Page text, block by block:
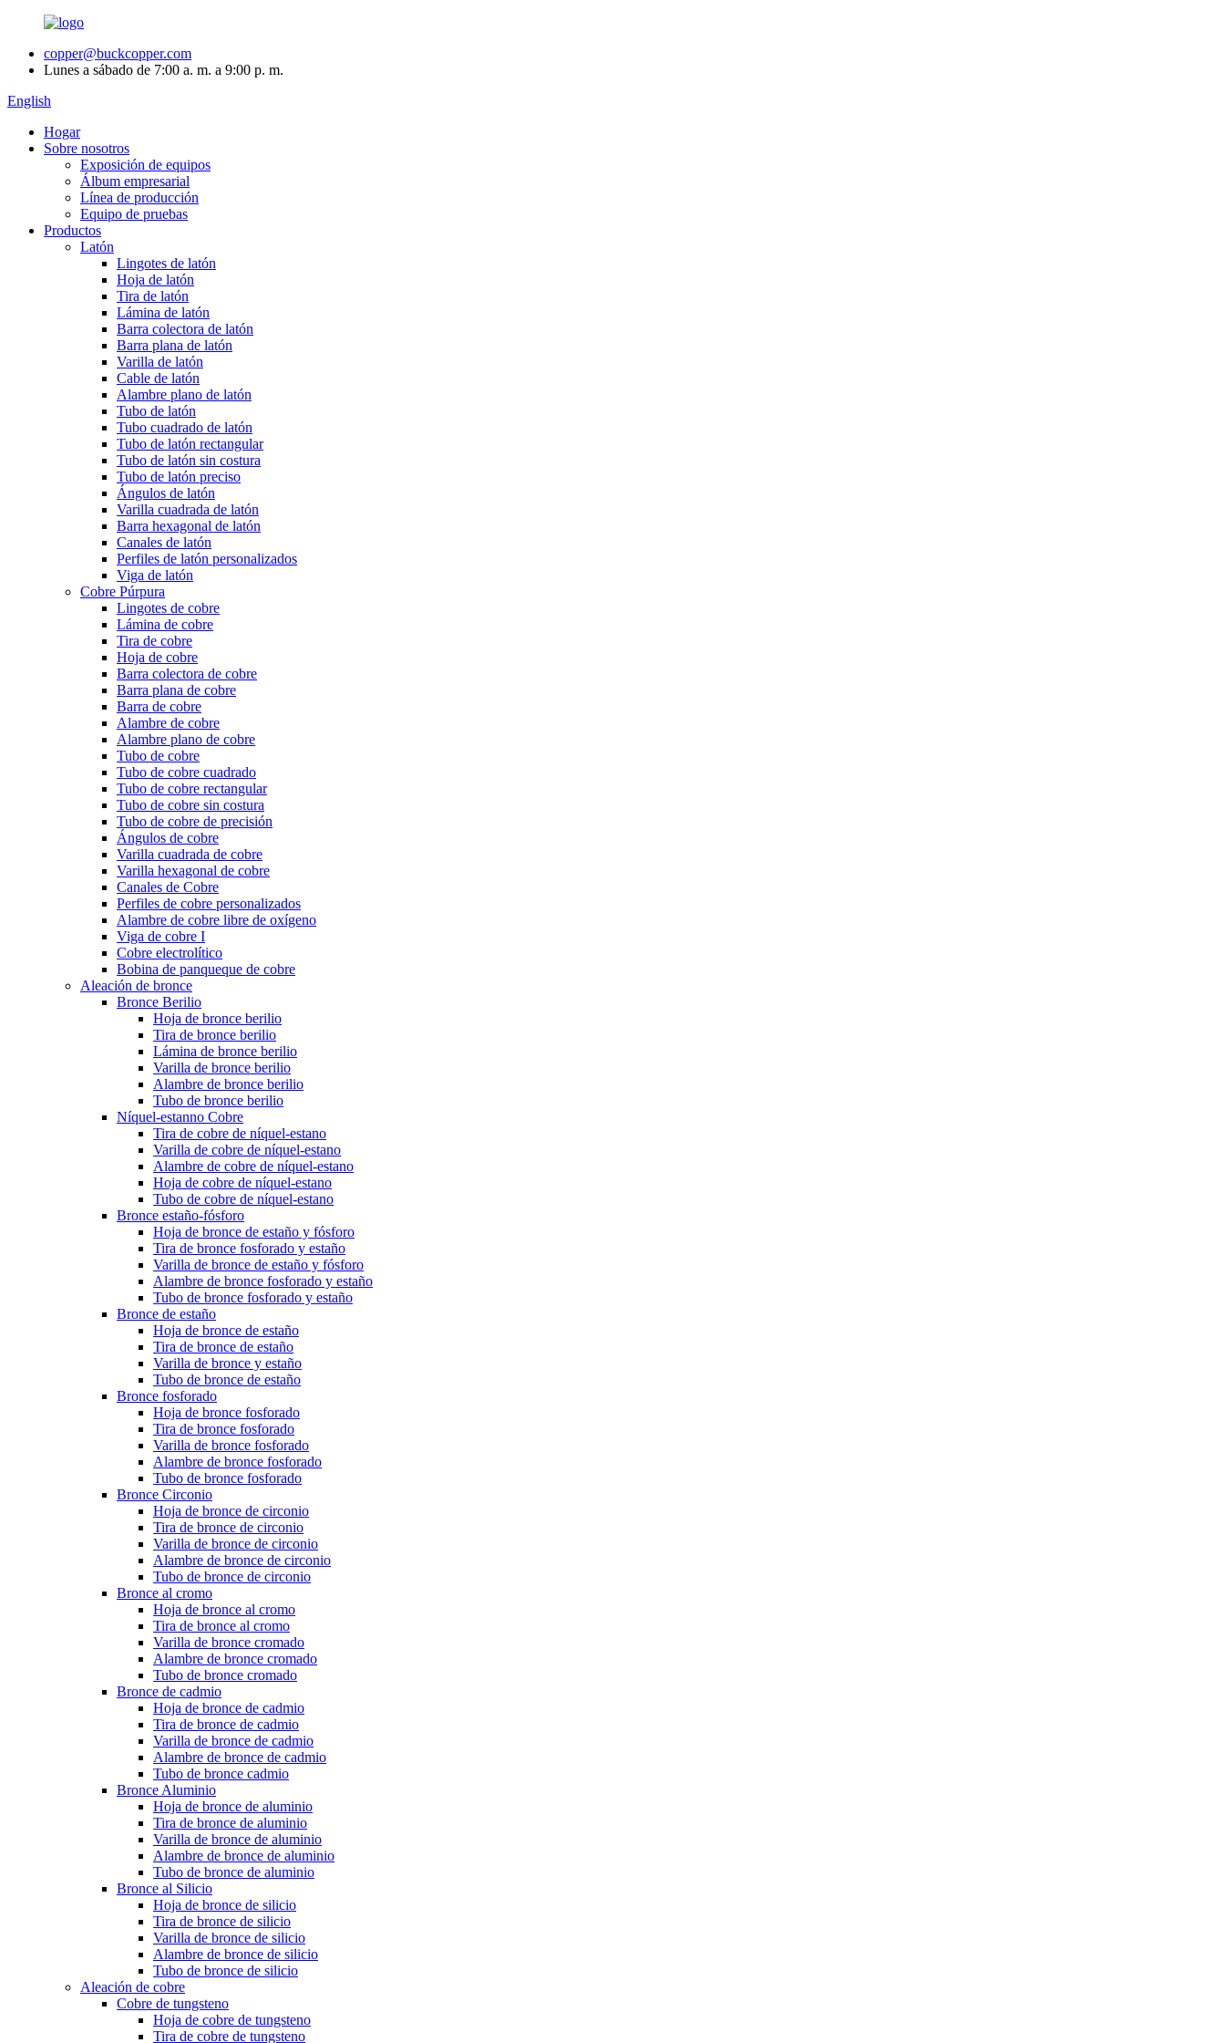
copper@buckcopper.com
Lunes a sábado de 7:00 a. m. a 9:00 p. m.
English
Hogar
Sobre nosotros
Exposición de equipos
Álbum empresarial
Línea de producción
Equipo de pruebas
Productos
Latón
Lingotes de latón
Hoja de latón
Tira de latón
Lámina de latón
Barra colectora de latón
Barra plana de latón
Varilla de latón
Cable de latón
Alambre plano de latón
Tubo de latón
Tubo cuadrado de latón
Tubo de latón rectangular
Tubo de latón sin costura
Tubo de latón preciso
Ángulos de latón
Varilla cuadrada de latón
Barra hexagonal de latón
Canales de latón
Perfiles de latón personalizados
Viga de latón
Cobre Púrpura
Lingotes de cobre
Lámina de cobre
Tira de cobre
Hoja de cobre
Barra colectora de cobre
Barra plana de cobre
Barra de cobre
Alambre de cobre
Alambre plano de cobre
Tubo de cobre
Tubo de cobre cuadrado
Tubo de cobre rectangular
Tubo de cobre sin costura
Tubo de cobre de precisión
Ángulos de cobre
Varilla cuadrada de cobre
Varilla hexagonal de cobre
Canales de Cobre
Perfiles de cobre personalizados
Alambre de cobre libre de oxígeno
Viga de cobre I
Cobre electrolítico
Bobina de panqueque de cobre
Aleación de bronce
Bronce Berilio
Hoja de bronce berilio
Tira de bronce berilio
Lámina de bronce berilio
Varilla de bronce berilio
Alambre de bronce berilio
Tubo de bronce berilio
Níquel-estanno Cobre
Tira de cobre de níquel-estano
Varilla de cobre de níquel-estano
Alambre de cobre de níquel-estano
Hoja de cobre de níquel-estano
Tubo de cobre de níquel-estano
Bronce estaño-fósforo
Hoja de bronce de estaño y fósforo
Tira de bronce fosforado y estaño
Varilla de bronce de estaño y fósforo
Alambre de bronce fosforado y estaño
Tubo de bronce fosforado y estaño
Bronce de estaño
Hoja de bronce de estaño
Tira de bronce de estaño
Varilla de bronce y estaño
Tubo de bronce de estaño
Bronce fosforado
Hoja de bronce fosforado
Tira de bronce fosforado
Varilla de bronce fosforado
Alambre de bronce fosforado
Tubo de bronce fosforado
Bronce Circonio
Hoja de bronce de circonio
Tira de bronce de circonio
Varilla de bronce de circonio
Alambre de bronce de circonio
Tubo de bronce de circonio
Bronce al cromo
Hoja de bronce al cromo
Tira de bronce al cromo
Varilla de bronce cromado
Alambre de bronce cromado
Tubo de bronce cromado
Bronce de cadmio
Hoja de bronce de cadmio
Tira de bronce de cadmio
Varilla de bronce de cadmio
Alambre de bronce de cadmio
Tubo de bronce cadmio
Bronce Aluminio
Hoja de bronce de aluminio
Tira de bronce de aluminio
Varilla de bronce de aluminio
Alambre de bronce de aluminio
Tubo de bronce de aluminio
Bronce al Silicio
Hoja de bronce de silicio
Tira de bronce de silicio
Varilla de bronce de silicio
Alambre de bronce de silicio
Tubo de bronce de silicio
Aleación de cobre
Cobre de tungsteno
Hoja de cobre de tungsteno
Tira de cobre de tungsteno